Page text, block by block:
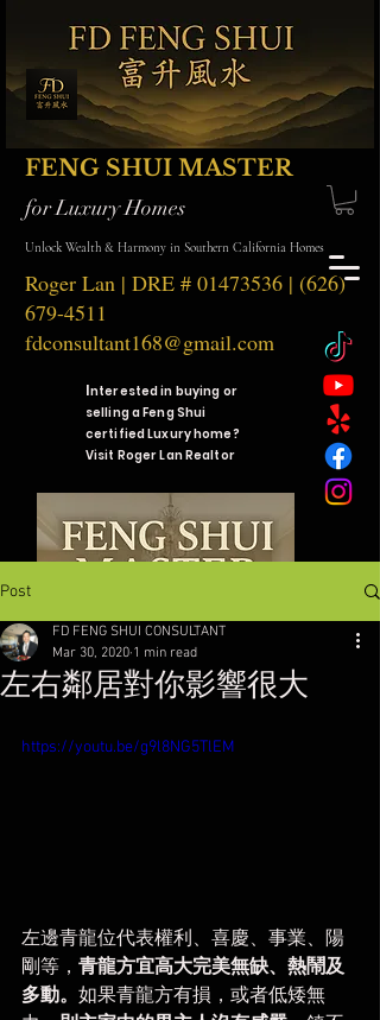
Roger Lan | DRE # 01473536 | (626)
679-4511
fdconsultant168@gmail.com
FENG SHUI MASTER
for Luxury Homes
Unlock Wealth & Harmony in Southern California Homes
Interested in buying or
selling a Feng Shui
certified Luxury home?
Visit Roger Lan Realtor
Post
左右鄰居對你影響很大
FD FENG SHUI CONSULTANT
Mar 30, 2020 1 min read
https://youtu.be/g9l8NG5TlEM
左邊青龍位代表權利、喜慶、事業、陽
剛等， 青龍方宜高大完美無缺、熱鬧及
多動。 如果青龍方有損，或者低矮無